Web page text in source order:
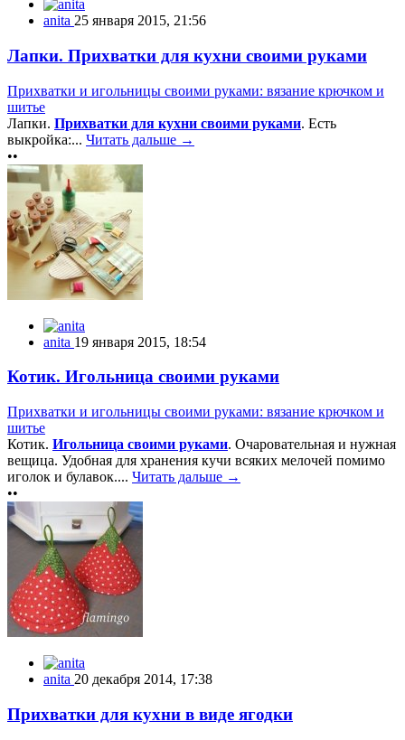
anita 25 января 2015, 21:56
Лапки. Прихватки для кухни своими руками
Прихватки и игольницы своими руками: вязание крючком и
шитье
Лапки. Прихватки для кухни своими руками. Есть
выкройка:... Читать дальше →
••
anita 19 января 2015, 18:54
Котик. Игольница своими руками
Прихватки и игольницы своими руками: вязание крючком и
шитье
Котик. Игольница своими руками. Очаровательная и нужная
вещица. Удобная для хранения кучи всяких мелочей помимо
иголок и булавок.... Читать дальше →
••
anita 20 декабря 2014, 17:38
Прихватки для кухни в виде ягодки